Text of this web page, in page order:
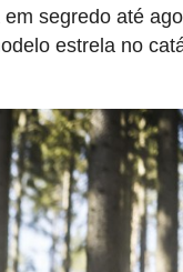
segredo até
estrela no